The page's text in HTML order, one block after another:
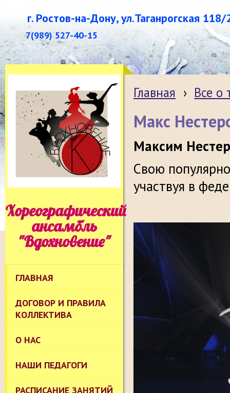
г. Ростов-на-Дону, ул.Таганрогская 118/
7(989) 527-40-15
Хореографический
ансамбль
"Вдохновение"
ГЛАВНАЯ
ДОГОВОР И ПРАВИЛА
КОЛЛЕКТИВА
О НАС
НАШИ ПЕДАГОГИ
РАСПИСАНИЕ ЗАНЯТИЙ
Главная › Все о
Макс
Максим
Свою
участвуя в